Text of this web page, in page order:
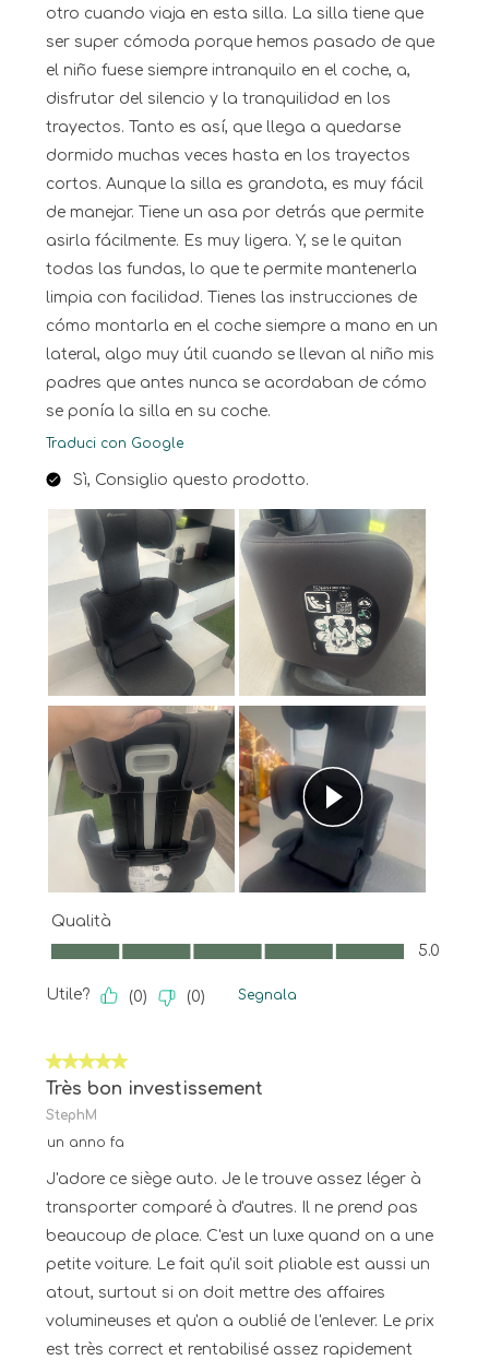
otro cuando viaja en esta silla. La silla tiene que
ser super cómoda porque hemos pasado de que
el niño fuese siempre intranquilo en el coche, a,
disfrutar del silencio y la tranquilidad en los
trayectos. Tanto es así, que llega a quedarse
dormido muchas veces hasta en los trayectos
cortos. Aunque la silla es grandota, es muy fácil
de manejar. Tiene un asa por detrás que permite
asirla fácilmente. Es muy ligera. Y, se le quitan
todas las fundas, lo que te permite mantenerla
limpia con facilidad. Tienes las instrucciones de
cómo montarla en el coche siempre a mano en un
lateral, algo muy útil cuando se llevan al niño mis
padres que antes nunca se acordaban de cómo
se ponía la silla en su coche.
Traduci con Google
Sì, Consiglio questo prodotto.
Qualità
Qualità, 5.0 su 5
5.0
Utile? (0) (0) Segnala
5 su 5 stelle.
Très bon investissement
StephM
un anno fa
J'adore ce siège auto. Je le trouve assez léger à
transporter comparé à d'autres. Il ne prend pas
beaucoup de place. C'est un luxe quand on a une
petite voiture. Le fait qu'il soit pliable est aussi un
atout, surtout si on doit mettre des affaires
volumineuses et qu'on a oublié de l'enlever. Le prix
est très correct et rentabilisé assez rapidement